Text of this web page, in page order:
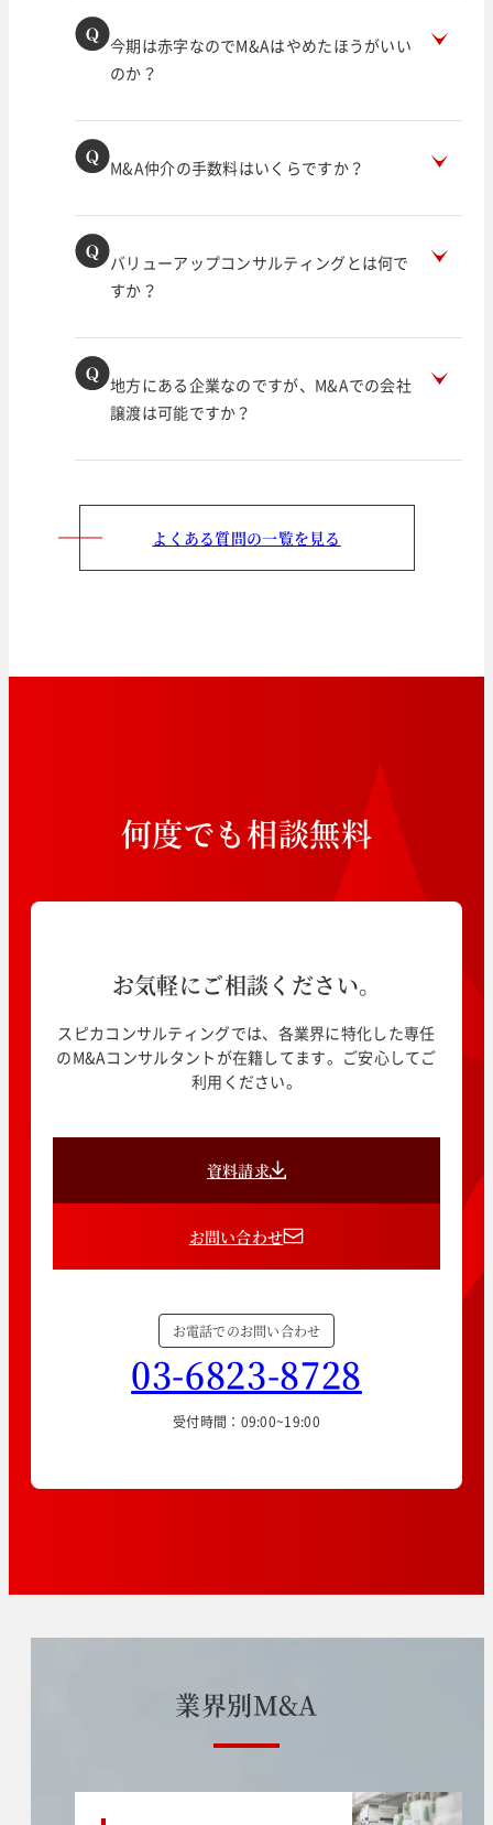
今期は赤字なのでM&Aはやめたほうがいい
のか？
M&A仲介の手数料はいくらですか？
バリューアップコンサルティングとは何で
すか？
地方にある企業なのですが、M&Aでの会社
譲渡は可能ですか？
よくある質問の一覧を見る
何度でも相談無料
お気軽にご相談ください。
スピカコンサルティングでは、各業界に特化した専任
のM&Aコンサルタントが在籍してます。ご安心してご
利用ください。
資料請求
お問い合わせ
お電話でのお問い合わせ
03-6823-8728
受付時間：09:00~19:00
業界別M&A